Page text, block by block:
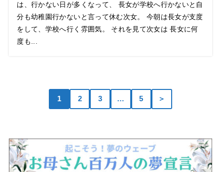
は、行かない日が多くなって、 長女が学校へ行かないと自
分も幼稚園行かないと言って休む次女。 今朝は長女が支度
をして、学校へ行く雰囲気。 それを見て次女は 長女に何
度も...
1 2 3 … 5 ＞